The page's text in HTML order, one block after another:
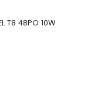
T8 48PO 10W